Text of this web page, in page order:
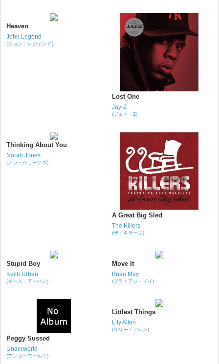
Heaven
John Legend
(ジョン・レジェンド)
Lost One
Jay-Z
(ジェイ・Z)
Thinking About You
Norah Jones
(ノラ・ジョーンズ)
A Great Big Sled
The Killers
(ザ・キラーズ)
Stupid Boy
Keith Urban
(キース・アーバン)
Move It
Brian May
(ブライアン・メイ)
Peggy Sussed
Underworld
(アンダーワールド)
Littlest Things
Lily Allen
(リリー・アレン)